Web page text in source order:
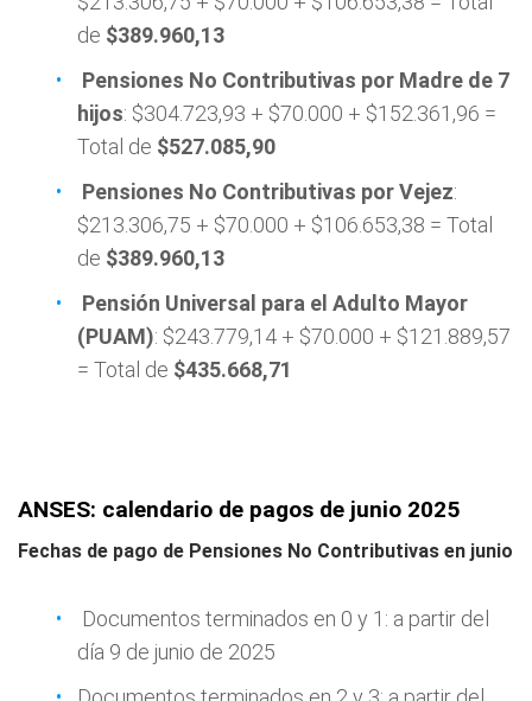
de $389.960,13
Pensiones No Contributivas por Madre de 7
hijos: $304.723,93 + $70.000 + $152.361,96 =
Total de $527.085,90
Pensiones No Contributivas por Vejez:
$213.306,75 + $70.000 + $106.653,38 = Total
de $389.960,13
Pensión Universal para el Adulto Mayor
(PUAM): $243.779,14 + $70.000 + $121.889,57
= Total de $435.668,71
ANSES: calendario de pagos de junio 2025
Fechas de pago de Pensiones No Contributivas en junio
Documentos terminados en 0 y 1: a partir del
día 9 de junio de 2025